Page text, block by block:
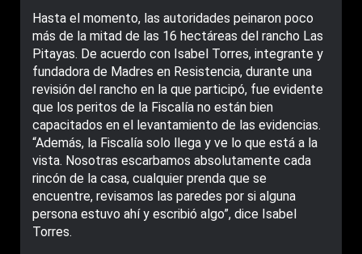
Hasta el momento, las autoridades peinaron poco
más de la mitad de las 16 hectáreas del rancho Las
Pitayas. De acuerdo con Isabel Torres, integrante y
fundadora de Madres en Resistencia, durante una
revisión del rancho en la que participó, fue evidente
que los peritos de la Fiscalía no están bien
capacitados en el levantamiento de las evidencias.
“Además, la Fiscalía solo llega y ve lo que está a la
vista. Nosotras escarbamos absolutamente cada
rincón de la casa, cualquier prenda que se
encuentre, revisamos las paredes por si alguna
persona estuvo ahí y escribió algo”, dice Isabel
Torres.